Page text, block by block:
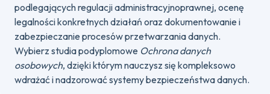
podlegających regulacji administracyjnoprawnej, ocenę
legalności konkretnych działań oraz dokumentowanie i
zabezpieczanie procesów przetwarzania danych.
Wybierz studia podyplomowe Ochrona danych
osobowych, dzięki którym nauczysz się kompleksowo
wdrażać i nadzorować systemy bezpieczeństwa danych.